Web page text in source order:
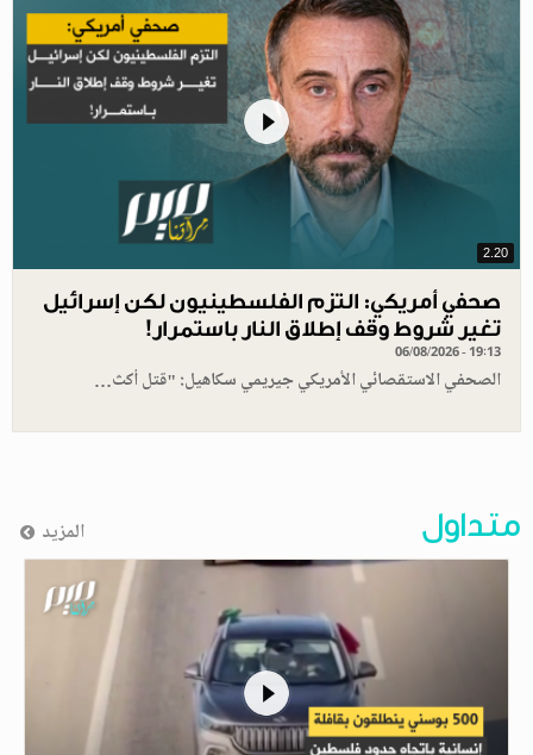
2.20
صحفي أمريكي: التزم الفلسطينيون لكن إسرائيل
تغير شروط وقف إطلاق النار باستمرار!
06/08/2026 - 19:13
الصحفي الاستقصائي الأمريكي جيريمي سكاهيل: "قتل أكث…
متداول المزيد